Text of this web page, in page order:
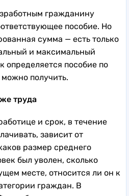
гражданину
пособие. Но
сумма — есть только
и максимальный
определяется пособие по
можно получить.
труда
и срок, в течение
зависит от
размер среднего
был уволен, сколько
месте, относится ли он к
граждан. В